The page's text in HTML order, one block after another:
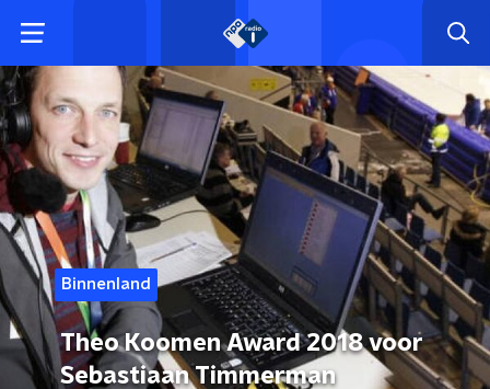
Binnenland
Theo Koomen Award 2018 voor
Sebastiaan Timmerman